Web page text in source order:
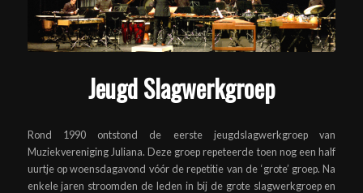
Jeugd Slagwerkgroep
Rond 1990 ontstond de eerste jeugdslagwerkgroep van
Muziekvereniging Juliana. Deze groep repeteerde toen nog een half
uurtje op woensdagavond vóór de repetitie van de ‘grote’ groep. Na
enkele jaren stroomden de leden in bij de grote slagwerkgroep en